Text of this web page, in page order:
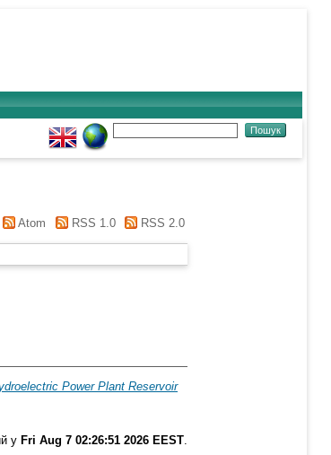
Atom RSS 1.0 RSS 2.0
Power Plant Reservoir
у Fri Aug 7 02:26:51 2026 EEST